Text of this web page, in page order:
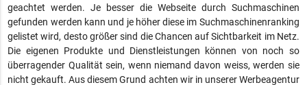
geachtet werden. Je besser die Webseite durch Suchmaschinen
gefunden werden kann und je höher diese im Suchmaschinenranking
gelistet wird, desto größer sind die Chancen auf Sichtbarkeit im Netz.
Die eigenen Produkte und Dienstleistungen können von noch so
überragender Qualität sein, wenn niemand davon weiss, werden sie
nicht gekauft. Aus diesem Grund achten wir in unserer Werbeagentur